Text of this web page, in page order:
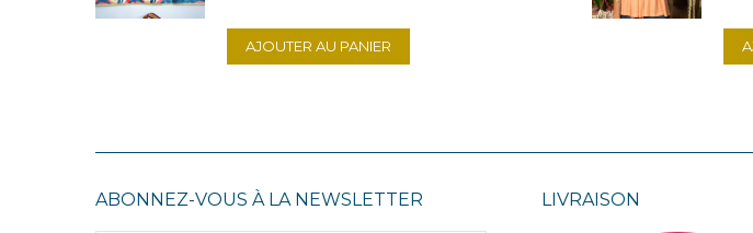
AJOUTER AU PANIER
ABONNEZ-VOUS À LA NEWSLETTER LIVRAISON